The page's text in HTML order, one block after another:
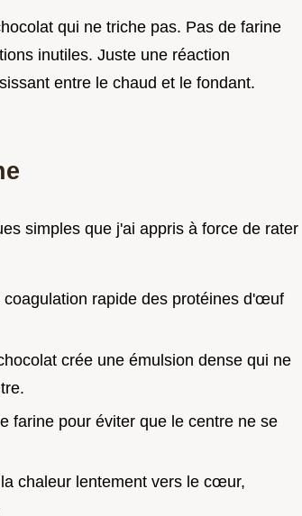
qui ne triche pas. Pas de farine
inutiles. Juste une réaction
entre le chaud et le fondant.
simples que j'ai appris à force de rater
coagulation rapide des protéines d'œuf
crée une émulsion dense qui ne
farine pour éviter que le centre ne se
chaleur lentement vers le cœur,